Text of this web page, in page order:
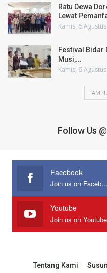
Ratu Dewa
Lewat
Kamis, 6
Festival Bidar
Musi,…
Kamis, 6
Follow Us
Facebook
Join us on Facebook
Youtube
Join us on Youtube
Tentang Kami